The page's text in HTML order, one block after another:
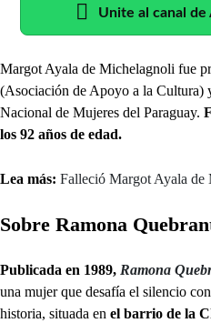
Unite al canal
Margot Ayala de Michelagnoli fue
(Asociación de Apoyo a la Cultura)
Nacional de Mujeres del Paraguay.
los 92 años de edad.
Lea más: Falleció Margot Ayala de
Sobre Ramona
Publicada en 1989, Ramona
una mujer que desafía el silencio
historia, situada en el barrio de la